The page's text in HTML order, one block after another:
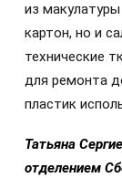
из
картон, но и
технические
для ремонта
пластик
Татьяна
отделением